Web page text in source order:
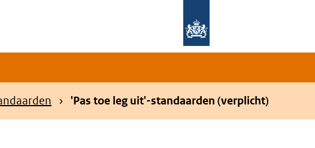
'Pas toe leg uit'-standaarden (verplicht)